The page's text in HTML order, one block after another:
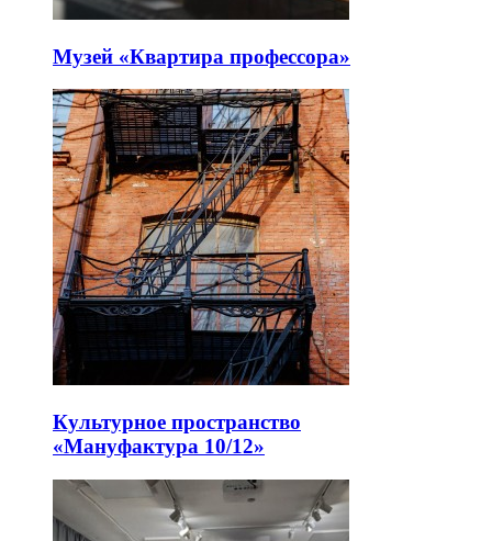
Музей «Квартира профессора»
Культурное пространство
«Мануфактура 10/12»